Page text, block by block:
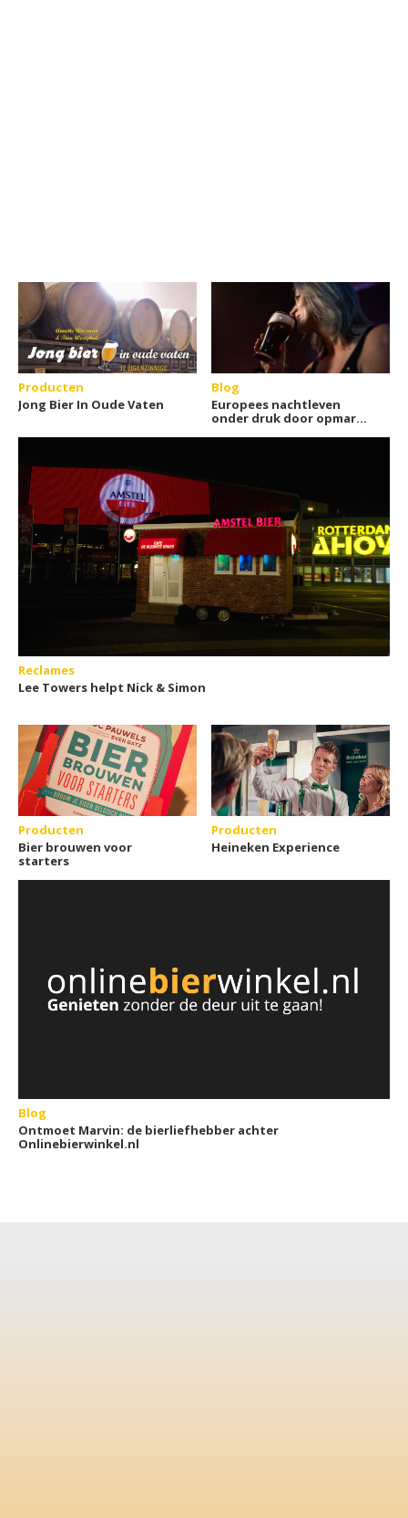
Producten
Jong Bier In Oude Vaten
Blog
Europees nachtleven
onder druk door opmars
Reclames
Lee Towers helpt Nick & Simon
Producten
Bier brouwen voor
starters
Producten
Heineken Experience
Blog
Ontmoet Marvin: de bierliefhebber achter
Onlinebierwinkel.nl